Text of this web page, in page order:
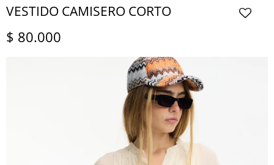
VESTIDO CAMISERO CORTO
$ 80.000